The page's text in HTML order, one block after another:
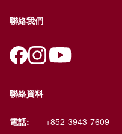
聯絡我們
聯絡資料
電話: +852-3943-7609